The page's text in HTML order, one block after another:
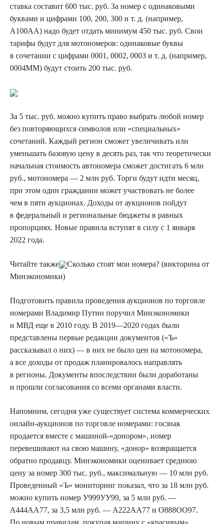
ставка составит 600 тыс. руб. За номер с одинаковыми
буквами и цифрами 100, 200, 300 и т. д. (например,
А100АА) надо будет отдать минимум 450 тыс. руб. Свои
тарифы будут для мотономеров: одинаковые буквы
в сочетании с цифрами 0001, 0002, 0003 и т. д. (например,
0004ММ) будут стоить 200 тыс. руб.
За 5 тыс. руб. можно купить право выбрать любой номер
без повторяющихся символов или «специальных»
сочетаний. Каждый регион сможет увеличивать или
уменьшать базовую цену в десять раз, так что теоретически
начальная стоимость автономера сможет достигать 6 млн
руб., мотономера — 2 млн руб. Торги будут идти месяц,
при этом один гражданин может участвовать не более
чем в пяти аукционах. Доходы от аукционов пойдут
в федеральный и региональные бюджеты в равных
пропорциях. Новые правила вступят в силу с 1 января
2022 года.
Читайте также
Сколько стоят мои номера? (викторина от
Минэкономики)
Подготовить правила проведения аукционов по торговле
номерами Владимир Путин поручил Минэкономики
и МВД еще в 2010 году. В 2019—2020 годах были
представлены первые редакции документов («Ъ»
рассказывал о них) — в них не было цен на мотономера,
а все доходы от продаж планировалось направлять
в регионы. Документы впоследствии были доработаны
и прошли согласования со всеми органами власти.
Напомним, сегодня уже существует система коммерческих
онлайн-аукционов по торговле номерами: госзнак
продается вместе с машиной-«донором», номер
перевешивают на свою машину, «донор» возвращается
обратно продавцу. Минэкономики оценивает среднюю
цену за номер 300 тыс. руб., максимальную — 10 млн руб.
Проведенный «Ъ» мониторинг показал, что за 18 млн руб.
можно купить номер У999УУ99, за 5 млн руб. —
А444АА77, за 3,5 млн руб. — А222АА77 и О888ОО97.
По новым правилам, покупая машину с «красивым»